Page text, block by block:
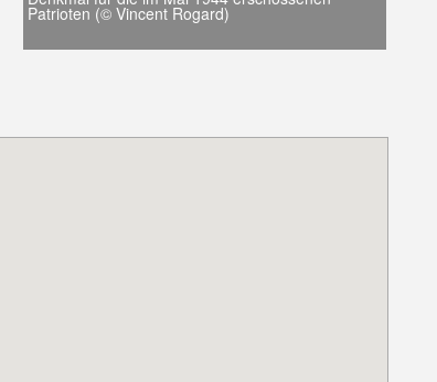
Patrioten (© Vincent Rogard)